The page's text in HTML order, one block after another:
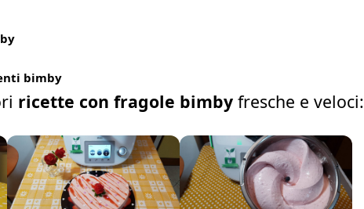
bimby
ricette con fragole bimby fresche e veloci: